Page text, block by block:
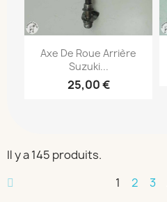
Axe De Roue Arrière
Suzuki...
25,00 €
Il y a 145 produits.
1
2 3